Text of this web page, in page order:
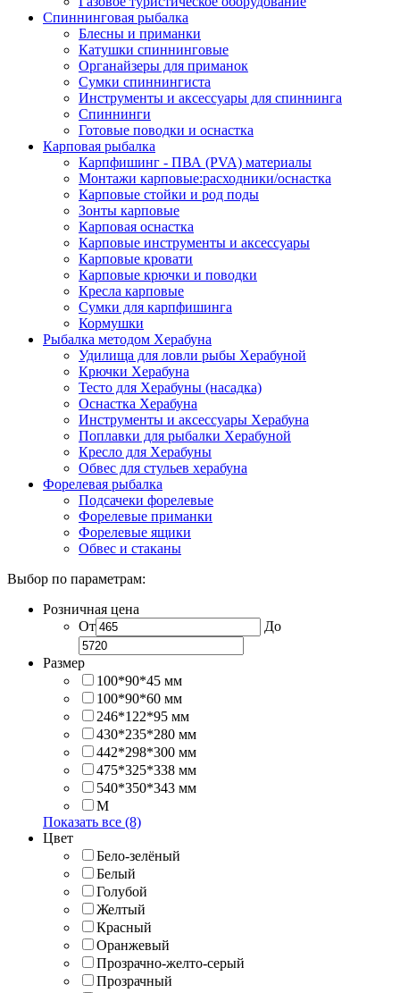
Спиннинговая рыбалка
Блесны и приманки
Катушки спиннинговые
Органайзеры для приманок
Сумки спиннингиста
Инструменты и аксессуары для спиннинга
Спиннинги
Готовые поводки и оснастка
Карповая рыбалка
Карпфишинг - ПВА (PVA) материалы
Монтажи карповые:расходники/оснастка
Карповые стойки и род поды
Зонты карповые
Карповая оснастка
Карповые инструменты и аксессуары
Карповые кровати
Карповые крючки и поводки
Кресла карповые
Сумки для карпфишинга
Кормушки
Рыбалка методом Херабуна
Удилища для ловли рыбы Херабуной
Крючки Херабуна
Тесто для Херабуны (насадка)
Оснастка Херабуна
Инструменты и аксессуары Херабуна
Поплавки для рыбалки Херабуной
Кресло для Херабуны
Обвес для стульев херабуна
Форелевая рыбалка
Подсачеки форелевые
Форелевые приманки
Форелевые ящики
Обвес и стаканы
Выбор по параметрам:
Розничная цена
От
До
Размер
100*90*45 мм
100*90*60 мм
246*122*95 мм
430*235*280 мм
442*298*300 мм
475*325*338 мм
540*350*343 мм
M
Показать все (8)
Цвет
Бело-зелёный
Белый
Голубой
Желтый
Красный
Оранжевый
Прозрачно-желто-серый
Прозрачный